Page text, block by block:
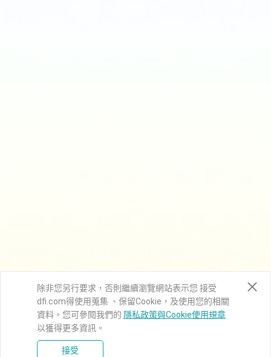
除非您另行要求，否則繼續瀏覽網站表示您 接受
dfi.com得使用蒐集 、保留Cookie，及使用您的相關
資料。您可參閱我們的 隱私政策與Cookie使用規章
以獲得更多資訊。
接受